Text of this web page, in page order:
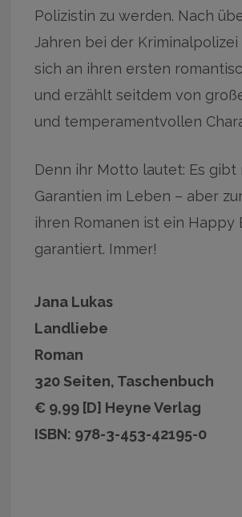
Polizistin zu werden. Nach
Jahren bei der
sich an ihren ersten
und erzählt seitdem von
und temperamentvollen
Denn ihr Motto lautet: Es gibt
Garantien im Leben – aber
ihren Romanen ist ein Happy
garantiert. Immer!
Jana Lukas
Landliebe
Roman
320 Seiten, Taschenbuch
€ 9,99 [D] Heyne Verlag
ISBN: 978-3-453-42195-0